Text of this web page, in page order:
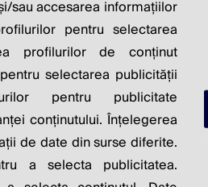
PROFITS.
sau accesarea informațiilor
pentru selectarea
profilurilor de conținut
selectarea publicității
pentru publicitate
conținutului. Înțelegerea
de date din surse diferite.
a selecta publicitatea.